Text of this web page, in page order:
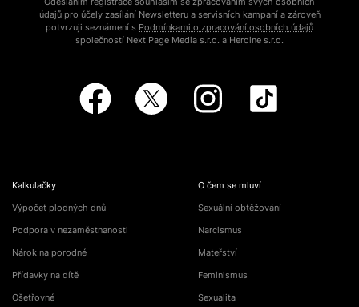
údajů pro účely zasílání Newsletteru a servisních kampaní a zároveň
potvrzuji seznámení s Podmínkami o zpracování osobních údajů
společností Next Page Media s.r.o. a Heroine s.r.o.
Kalkulačky
Výpočet plodných dnů
Podpora v nezaměstnanosti
Nárok na porodné
Přídavky na dítě
Ošetřovné
O čem se mluví
Sexuální obtěžování
Narcismus
Mateřství
Feminismus
Sexualita